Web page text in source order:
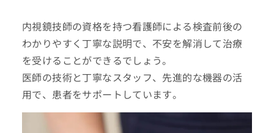
内視鏡技師の資格を持つ看護師による検査前後の
わかりやすく丁寧な説明で、不安を解消して治療
を受けることができるでしょう。
医師の技術と丁寧なスタッフ、先進的な機器の活
用で、患者をサポートしています。